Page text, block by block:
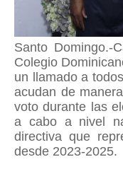
Santo Domingo.-
Colegio
un llamado a
acudan de
voto durante las
a cabo a nivel
directiva que
desde 2023-2025.